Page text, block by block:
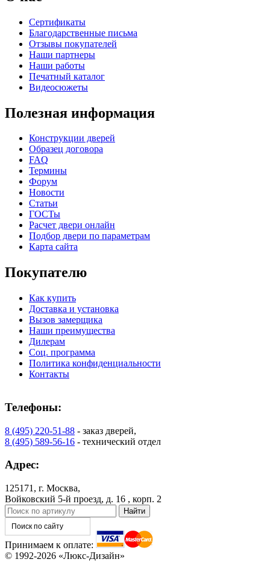
К-36 С
К-37 Н
КНТ ВЕНГЕ
Сертификаты
Благодарственные письма
Отзывы покупателей
Наши партнеры
Наши работы
Печатный каталог
Видеосюжеты
Полезная информация
Конструкции дверей
Образец договора
FAQ
Термины
Форум
Новости
Статьи
ГОСТы
Расчет двери онлайн
Подбор двери по параметрам
Карта сайта
Покупателю
Как купить
Доставка и установка
Вызов замерщика
Наши преимущества
Дилерам
Соц. программа
Политика конфиденциальности
Контакты
Телефоны:
8 (495) 220-51-88 - заказ дверей,
8 (495) 589-56-16 - технический отдел
Адрес:
125171, г. Москва,
Войковский 5-й проезд, д. 16 , корп. 2
Принимаем к оплате:
© 1992-2026 «Люкс-Дизайн»